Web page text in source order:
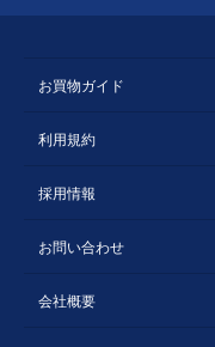
お買物ガイド
利用規約
採用情報
お問い合わせ
会社概要